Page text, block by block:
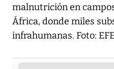
malnutrición en
África, donde miles
infrahumanas. Foto: EFE